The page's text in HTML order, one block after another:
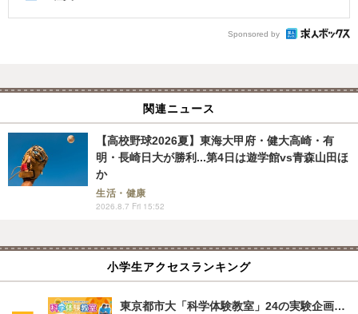
Sponsored by
関連ニュース
【高校野球2026夏】東海大甲府・健大高崎・有
明・長崎日大が勝利...第4日は遊学館vs青森山田ほ
か
生活・健康
2026.8.7 Fri 15:52
小学生アクセスランキング
東京都市大「科学体験教室」24の実験企画…